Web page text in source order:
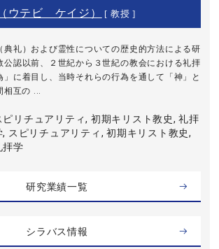
ウテビ ケイジ） [ 教授 ]
典礼）および霊性についての歴史的方法による研
公認以前、２世紀から３世紀の教会における礼拝
」に着目し、当時それらの行為を通して「神」と
相互の ...
ピリチュアリティ, 初期キリスト教史, 礼拝
, スピリチュアリティ, 初期キリスト教史,
拝学
研究業績一覧
シラバス情報